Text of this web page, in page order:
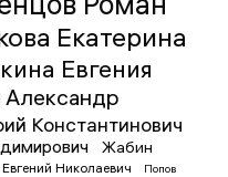
Екатерина
Евгения
Александр
Константинович
Жабин
Николаевич
Попов